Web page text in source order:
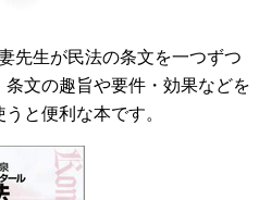
先生が民法の条文を一つずつ
文の趣旨や要件・効果などを
と便利な本です。